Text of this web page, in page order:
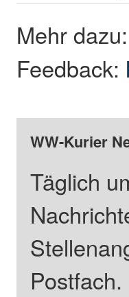
Mehr
Feedback:
WW-Kurier
Täglich
Postfach.